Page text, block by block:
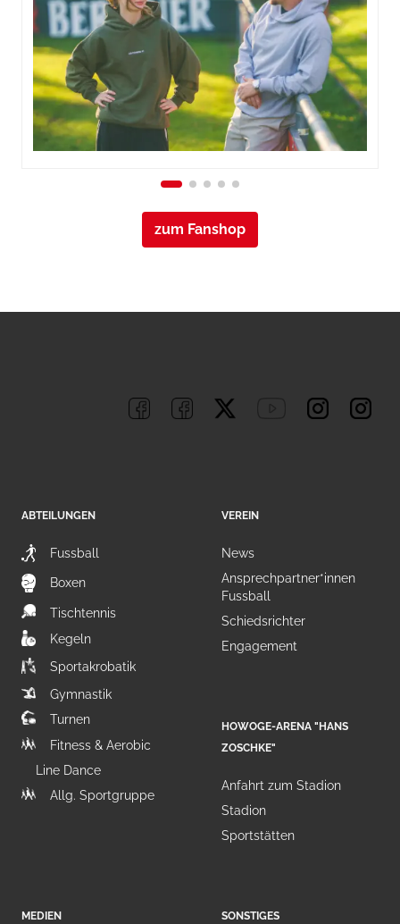
zum Fanshop
ABTEILUNGEN
Fussball
Boxen
Tischtennis
Kegeln
Sportakrobatik
Gymnastik
Turnen
Fitness & Aerobic
Line Dance
Allg. Sportgruppe
VEREIN
News
Ansprechpartner*innen
Fussball
Schiedsrichter
Engagement
HOWOGE-ARENA "HANS
ZOSCHKE"
Anfahrt zum Stadion
Stadion
Sportstätten
MEDIEN SONSTIGES